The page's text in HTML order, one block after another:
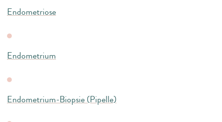
Endometriose
Endometrium
Endometrium-Biopsie (Pipelle)